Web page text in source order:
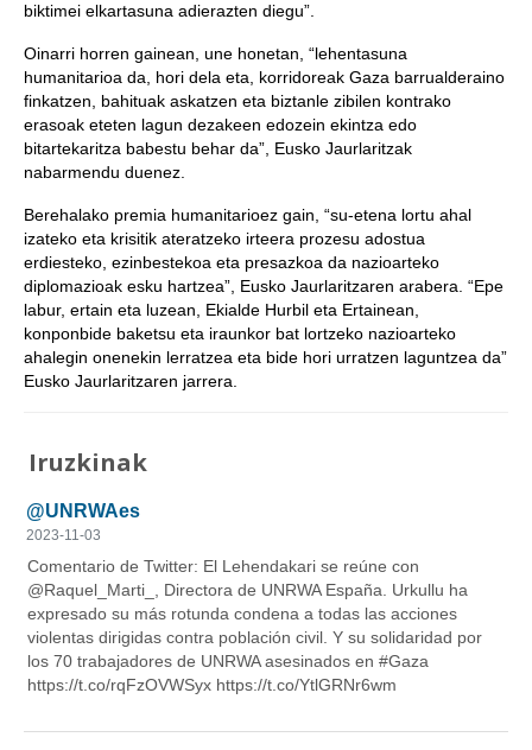
biktimei elkartasuna adierazten diegu”.
Oinarri horren gainean, une honetan, “lehentasuna
humanitarioa da, hori dela eta, korridoreak Gaza barrualderaino
finkatzen, bahituak askatzen eta biztanle zibilen kontrako
erasoak eteten lagun dezakeen edozein ekintza edo
bitartekaritza babestu behar da”, Eusko Jaurlaritzak
nabarmendu duenez.
Berehalako premia humanitarioez gain, “su-etena lortu ahal
izateko eta krisitik ateratzeko irteera prozesu adostua
erdiesteko, ezinbestekoa eta presazkoa da nazioarteko
diplomazioak esku hartzea”, Eusko Jaurlaritzaren arabera. “Epe
labur, ertain eta luzean, Ekialde Hurbil eta Ertainean,
konponbide baketsu eta iraunkor bat lortzeko nazioarteko
ahalegin onenekin lerratzea eta bide hori urratzen laguntzea da”
Eusko Jaurlaritzaren jarrera.
Iruzkinak